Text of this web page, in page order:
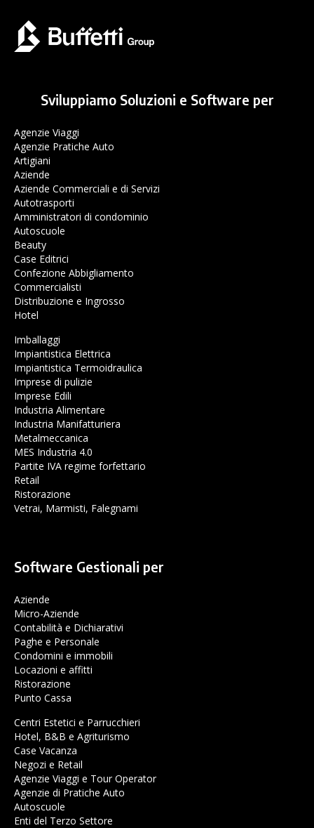
Sviluppiamo Soluzioni e Software per
Agenzie Viaggi
Agenzie Pratiche Auto
Artigiani
Aziende
Aziende Commerciali e di Servizi
Autotrasporti
Amministratori di condominio
Autoscuole
Beauty
Case Editrici
Confezione Abbigliamento
Commercialisti
Distribuzione e Ingrosso
Hotel
Imballaggi
Impiantistica Elettrica
Impiantistica Termoidraulica
Imprese di pulizie
Imprese Edili
Industria Alimentare
Industria Manifatturiera
Metalmeccanica
MES Industria 4.0
Partite IVA regime forfettario
Retail
Ristorazione
Vetrai, Marmisti, Falegnami
Software Gestionali per
Aziende
Micro-Aziende
Contabilità e Dichiarativi
Paghe e Personale
Condomini e immobili
Locazioni e affitti
Ristorazione
Punto Cassa
Centri Estetici e Parrucchieri
Hotel, B&B e Agriturismo
Case Vacanza
Negozi e Retail
Agenzie Viaggi e Tour Operator
Agenzie di Pratiche Auto
Autoscuole
Enti del Terzo Settore